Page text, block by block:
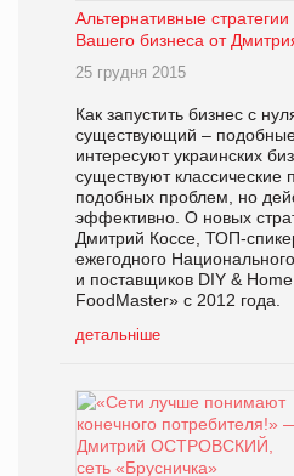
Альтернативные стратегии
Вашего бизнеса от
25 грудня 2015
Как запустить бизнес с
существующий –
интересуют украинских
существуют классические
подобных проблем, но
эффективно. О новых
Дмитрий Коссе, ТОП-
ежегодного
и поставщиков DIY &
FoodMaster» с 2012 года.
детальніше